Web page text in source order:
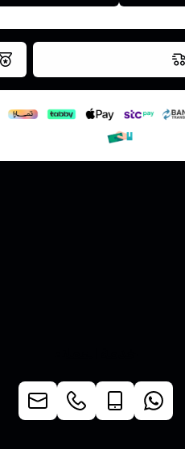
اسحب و افلت الملف هنا
استعراض